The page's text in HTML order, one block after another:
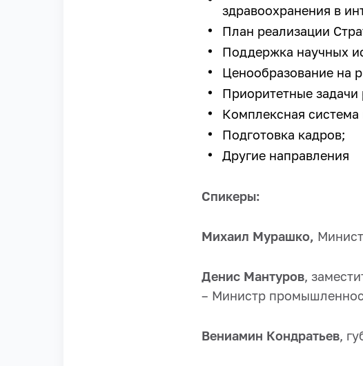
здравоохранения в
План реализации
Поддержка научных
Ценообразование на
Приоритетные
Комплексная система
Подготовка кадров;
Другие направления
Спикеры:
Михаил Мурашко,
Денис Мантуров,
– Министр
Вениамин Кондратьев,